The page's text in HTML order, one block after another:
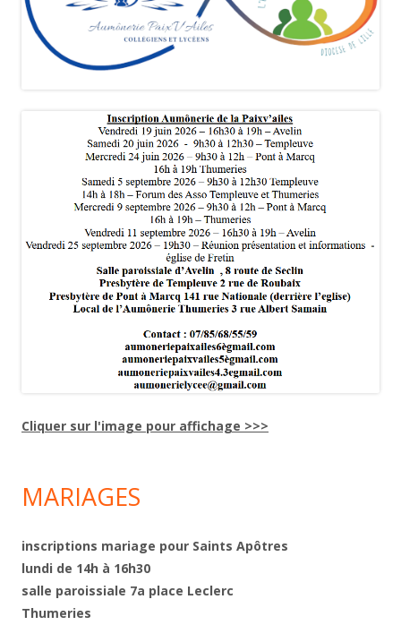
Cliquer sur l'image pour affichage >>>
MARIAGES
inscriptions mariage pour Saints Apôtres
lundi de 14h à 16h30
salle paroissiale 7a place Leclerc
Thumeries